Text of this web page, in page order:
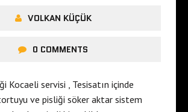
VOLKAN KÜÇÜK
0 COMMENTS
Kocaeli servisi , Tesisatın içinde
ve pisliği söker aktar sistem